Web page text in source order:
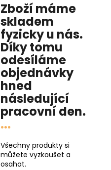
Zboží máme
skladem
fyzicky u nás.
Díky tomu
odesíláme
objednávky
hned
následující
pracovní den.
...
Všechny produkty si
můžete vyzkoušet a
osahat.